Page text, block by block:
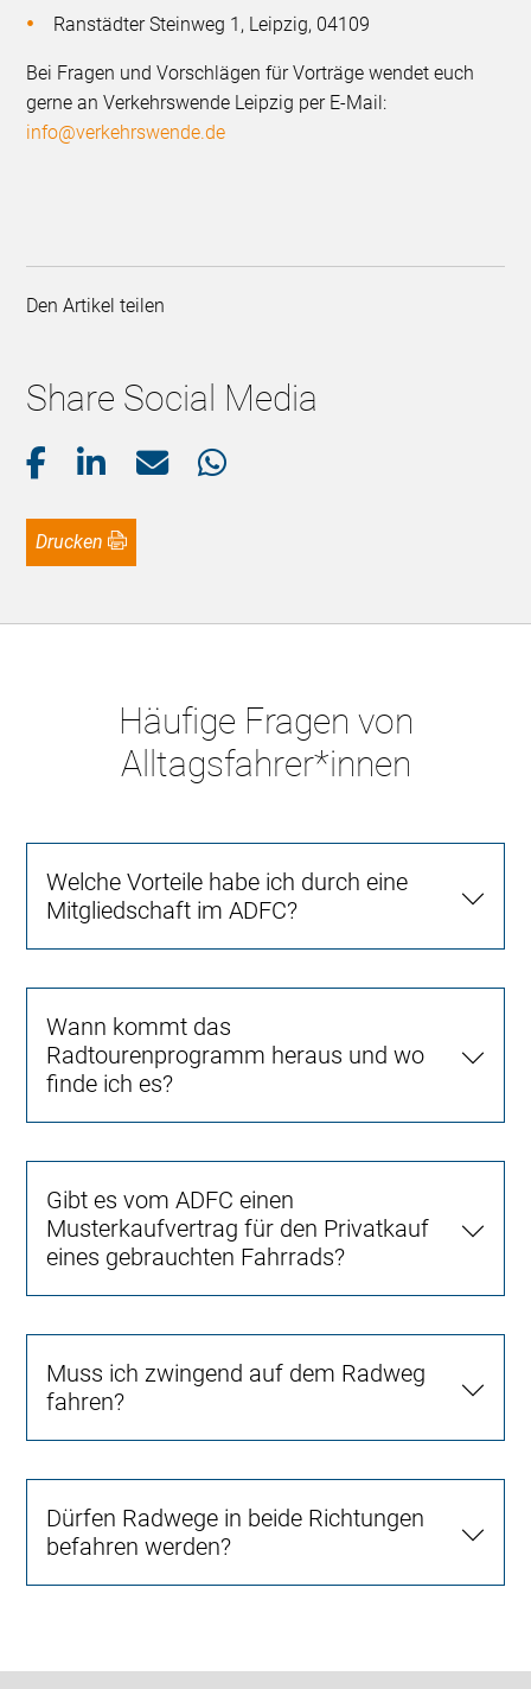
Ranstädter Steinweg 1, Leipzig, 04109
Bei Fragen und Vorschlägen für Vorträge wendet euch
gerne an Verkehrswende Leipzig per E-Mail:
info@verkehrswende.de
Den Artikel teilen
Share Social Media
Drucken
Häufige Fragen von
Alltagsfahrer*innen
Welche Vorteile habe ich durch eine
Mitgliedschaft im ADFC?
Wann kommt das
Radtourenprogramm heraus und wo
finde ich es?
Gibt es vom ADFC einen
Musterkaufvertrag für den Privatkauf
eines gebrauchten Fahrrads?
Muss ich zwingend auf dem Radweg
fahren?
Dürfen Radwege in beide Richtungen
befahren werden?